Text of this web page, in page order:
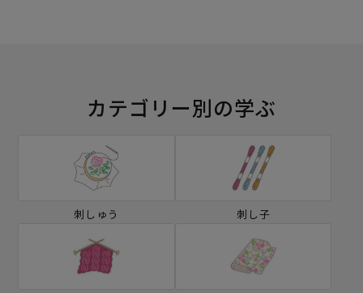
カテゴリー別の学ぶ
刺しゅう 刺し子